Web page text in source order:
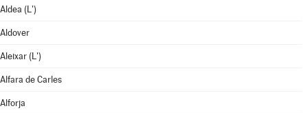
Aldea (L')
Aldover
Aleixar (L')
Alfara de Carles
Alforja